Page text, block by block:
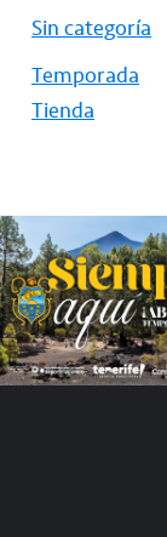
Sin categoría
Temporada
Tienda